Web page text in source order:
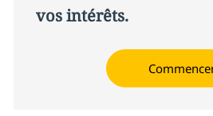
vos intérêts.